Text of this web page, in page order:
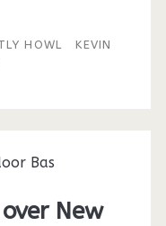
HOWL
KEVIN
Bas
New